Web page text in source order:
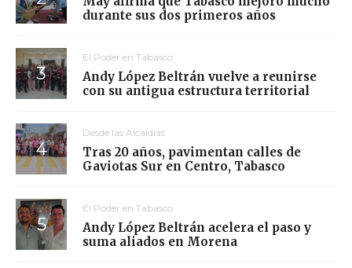
durante sus dos primeros años
El Poder en Tabasco
Andy López Beltrán vuelve a reunirse
con su antigua estructura territorial
Desde las Alcaldías
Tras 20 años, pavimentan calles de
Gaviotas Sur en Centro, Tabasco
El Poder en Tabasco
Andy López Beltrán acelera el paso y
suma aliados en Morena